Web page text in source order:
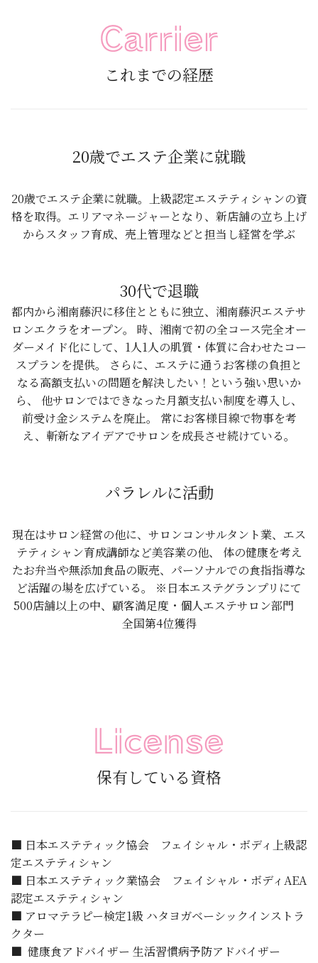
これまでの経歴
20歳でエステ企業に就職
20歳でエステ企業に就職。上級認定エステティシャンの資
格を取得。エリアマネージャーとなり、新店舗の立ち上げ
からスタッフ育成、売上管理などと担当し経営を学ぶ
30代で退職
都内から湘南藤沢に移住とともに独立、湘南藤沢エステサ
ロンエクラをオープン。 時、湘南で初の全コース完全オー
ダーメイド化にして、1人1人の肌質・体質に合わせたコー
スプランを提供。 さらに、エステに通うお客様の負担と
なる高額支払いの問題を解決したい！という強い思いか
ら、 他サロンではできなった月額支払い制度を導入し、
前受け金システムを廃止。 常にお客様目線で物事を考
え、斬新なアイデアでサロンを成長させ続けている。
パラレルに活動
現在はサロン経営の他に、サロンコンサルタント業、エス
テティシャン育成講師など美容業の他、 体の健康を考え
たお弁当や無添加食品の販売、パーソナルでの食指指導な
ど活躍の場を広げている。 ※日本エステグランプリにて
500店舗以上の中、顧客満足度・個人エステサロン部門
全国第4位獲得
保有している資格
■ 日本エステティック協会 フェイシャル・ボディ上級認
定エステティシャン
■ 日本エステティック業協会 フェイシャル・ボディAEA
認定エステティシャン
■ アロマテラピー検定1級 ハタヨガベーシックインストラ
クター
■ ️ 健康食アドバイザー 生活習慣病予防アドバイザー